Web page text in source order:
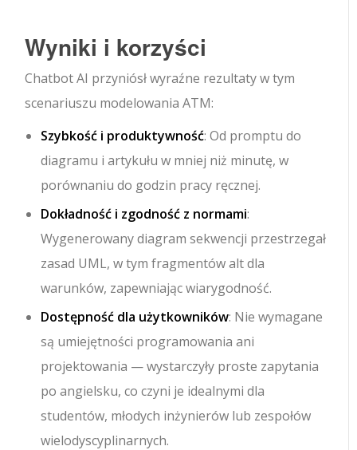
Wyniki i korzyści
Chatbot AI przyniósł wyraźne rezultaty w tym
scenariuszu modelowania ATM:
Szybkość i produktywność: Od promptu do
diagramu i artykułu w mniej niż minutę, w
porównaniu do godzin pracy ręcznej.
Dokładność i zgodność z normami:
Wygenerowany diagram sekwencji przestrzegał
zasad UML, w tym fragmentów alt dla
warunków, zapewniając wiarygodność.
Dostępność dla użytkowników: Nie wymagane
są umiejętności programowania ani
projektowania — wystarczyły proste zapytania
po angielsku, co czyni je idealnymi dla
studentów, młodych inżynierów lub zespołów
wielodyscyplinarnych.